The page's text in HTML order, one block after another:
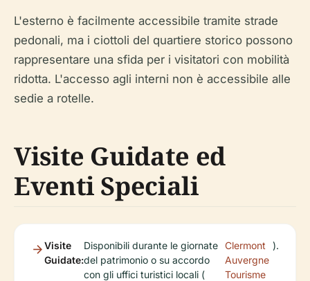
L'esterno è facilmente accessibile tramite strade
pedonali, ma i ciottoli del quartiere storico possono
rappresentare una sfida per i visitatori con mobilità
ridotta. L'accesso agli interni non è accessibile alle
sedie a rotelle.
Visite Guidate ed
Eventi Speciali
Visite
Guidate:
Disponibili durante le giornate
del patrimonio o su accordo
con gli uffici turistici locali (
Clermont
Auvergne
Tourisme
).